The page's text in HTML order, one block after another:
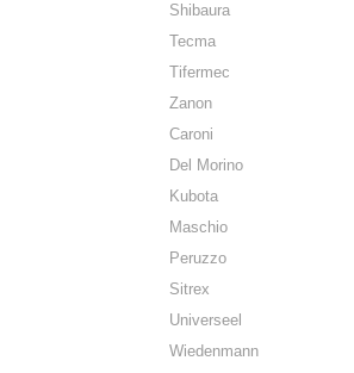
Shibaura
Tecma
Tifermec
Zanon
Caroni
Del Morino
Kubota
Maschio
Peruzzo
Sitrex
Universeel
Wiedenmann